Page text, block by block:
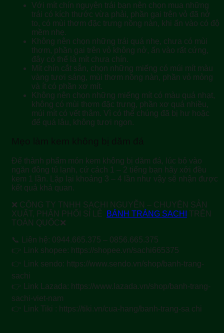
Với mít chín nguyên trái bạn nên chọn mua những
trái có kích thước vừa phải, phần gai trên vỏ đã nở
to, có mùi thơm đặc trưng nồng nàn, khi ấn vào có độ
mềm nhẹ.
Không nên chọn những trái quá nhẹ, chưa có mùi
thơm, phần gai trên vỏ không nở, ấn vào rất cứng,
đây có thể là mít chưa chín.
Mít chín cắt sẵn, chọn những miếng có múi mít màu
vàng tươi sáng, mùi thơm nồng nàn, phần vỏ mỏng
và ít có phần xơ mít.
Không nên chọn những miếng mít có màu quá nhạt,
không có mùi thơm đặc trưng, phần xơ quá nhiều,
múi mít có vết thâm. Vì có thể chúng đã bị hư hoặc
để quá lâu, không tươi ngon.
Mẹo làm kem không bị dăm đá
Để thành phẩm món kem không bị dăm đá, lúc bỏ vào
ngăn đông tủ lạnh, cứ cách 1 – 2 tiếng bạn hãy xới đều
kem 1 lần. Lặp lại khoảng 3 – 4 lần như vậy sẽ nhận được
kết quả khả quan.
❌ CÔNG TY TNHH SACHI NGUYỄN – CHUYÊN SẢN
XUẤT, PHÂN PHỐI SỈ LẺ
BÁNH TRÁNG SACHI
TRÊN
TOÀN QUỐC❌
📞 Liên hệ: 0944.665.375 – 0856.665.375
👉 Link shopee: https://shopee.vn/sachi665375
👉 Link sendo: https://www.sendo.vn/shop/banh-trang-
sachi
👉 Link Lazada: https://www.lazada.vn/shop/banh-trang-
sachi-viet-nam
👉 Link Tiki : https://tiki.vn/cua-hang/banh-trang-sa chi